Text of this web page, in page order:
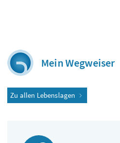
Mein Wegweiser
Zu allen Lebenslagen